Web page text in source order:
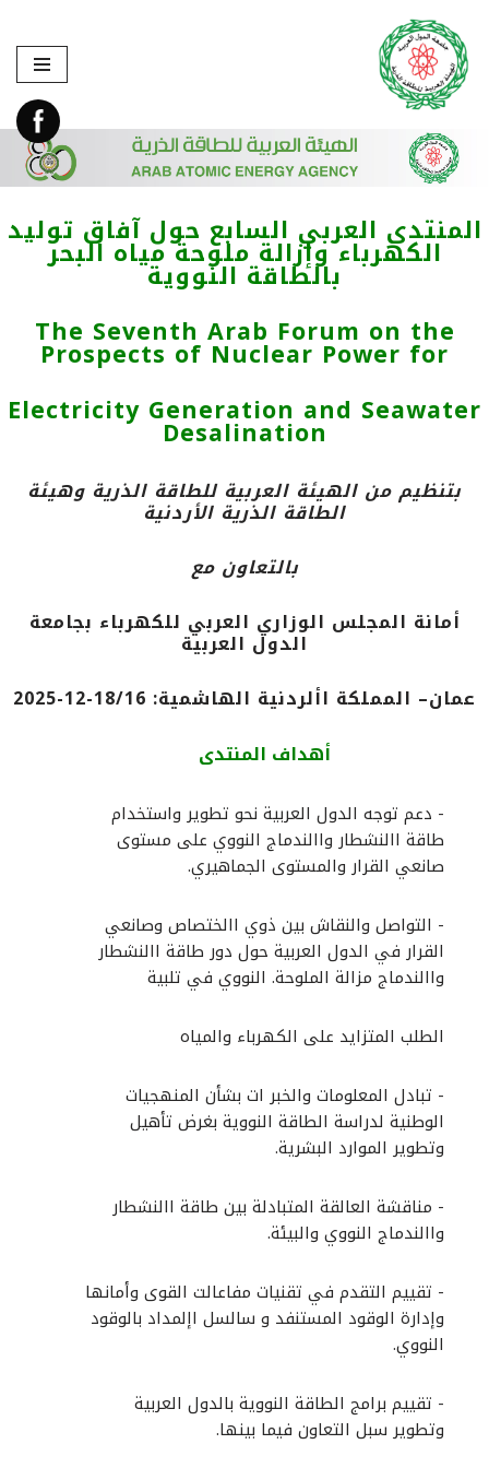
تخطى
إلى
المحتوى
المنتدى العربي السابع حول آفاق توليد
الكهرباء وإزالة ملوحة مياه البحر
بالطاقة النووية
The Seventh Arab Forum on the
Prospects of Nuclear Power for
Electricity Generation and Seawater
Desalination
بتنظيم من الهيئة العربية للطاقة الذرية وهيئة
الطاقة الذرية الأردنية
بالتعاون مع
أمانة المجلس الوزاري العربي للكهرباء بجامعة
الدول العربية
عمان– المملكة األردنية الهاشمية: 18/16-12-2025
أهداف المنتدى
- دعم توجه الدول العربية نحو تطوير واستخدام
طاقة االنشطار واالندماج النووي على مستوى
صانعي القرار والمستوى الجماهيري.
- التواصل والنقاش بين ذوي االختصاص وصانعي
القرار في الدول العربية حول دور طاقة االنشطار
واالندماج مزالة الملوحة. النووي في تلبية
الطلب المتزايد على الكهرباء والمياه
- تبادل المعلومات والخبر ات بشأن المنهجيات
الوطنية لدراسة الطاقة النووية بغرض تأهيل
وتطوير الموارد البشرية.
- مناقشة العالقة المتبادلة بين طاقة االنشطار
واالندماج النووي والبيئة.
- تقييم التقدم في تقنيات مفاعالت القوى وأمانها
وإدارة الوقود المستنفد و سالسل اإلمداد بالوقود
النووي.
- تقييم برامج الطاقة النووية بالدول العربية
وتطوير سبل التعاون فيما بينها.